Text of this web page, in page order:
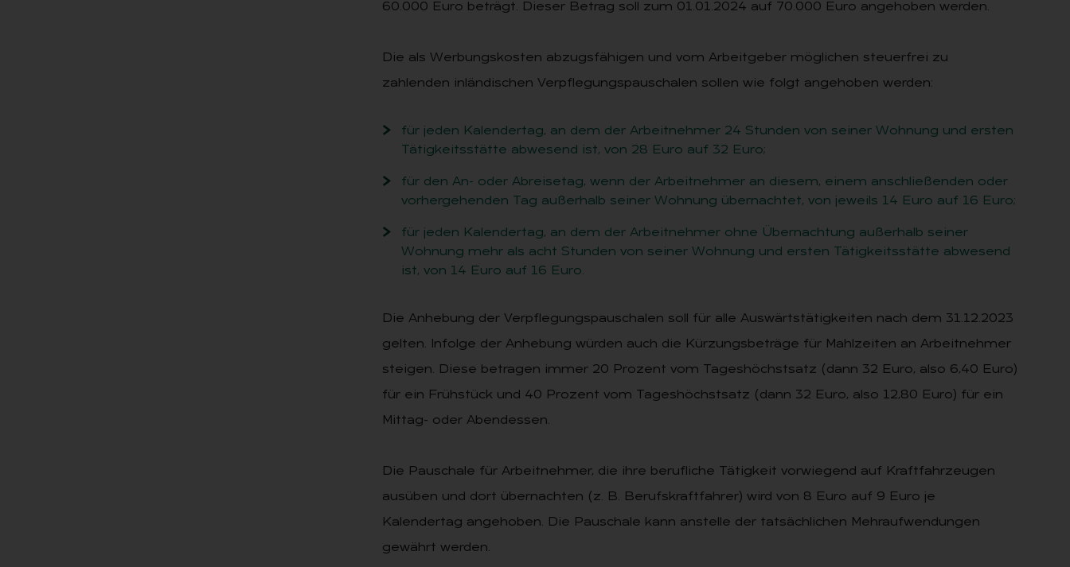
60.000 Euro beträgt. Dieser Betrag soll zum 01.01.2024 auf 70.000 Euro angehoben werden.
Die als Werbungskosten abzugsfähigen und vom Arbeitgeber möglichen steuerfrei zu
zahlenden inländischen Verpflegungspauschalen sollen wie folgt angehoben werden:
für jeden Kalendertag, an dem der Arbeitnehmer 24 Stunden von seiner Wohnung und ersten
Tätigkeitsstätte abwesend ist, von 28 Euro auf 32 Euro;
für den An- oder Abreisetag, wenn der Arbeitnehmer an diesem, einem anschließenden oder
vorhergehenden Tag außerhalb seiner Wohnung übernachtet, von jeweils 14 Euro auf 16 Euro;
für jeden Kalendertag, an dem der Arbeitnehmer ohne Übernachtung außerhalb seiner
Wohnung mehr als acht Stunden von seiner Wohnung und ersten Tätigkeitsstätte abwesend
ist, von 14 Euro auf 16 Euro.
Die Anhebung der Verpflegungspauschalen soll für alle Auswärtstätigkeiten nach dem 31.12.2023
gelten. Infolge der Anhebung würden auch die Kürzungsbeträge für Mahlzeiten an Arbeitnehmer
steigen. Diese betragen immer 20 Prozent vom Tageshöchstsatz (dann 32 Euro, also 6,40 Euro)
für ein Frühstück und 40 Prozent vom Tageshöchstsatz (dann 32 Euro, also 12,80 Euro) für ein
Mittag- oder Abendessen.
Die Pauschale für Arbeitnehmer, die ihre berufliche Tätigkeit vorwiegend auf Kraftfahrzeugen
ausüben und dort übernachten (z. B. Berufskraftfahrer) wird von 8 Euro auf 9 Euro je
Kalendertag angehoben. Die Pauschale kann anstelle der tatsächlichen Mehraufwendungen
gewährt werden.